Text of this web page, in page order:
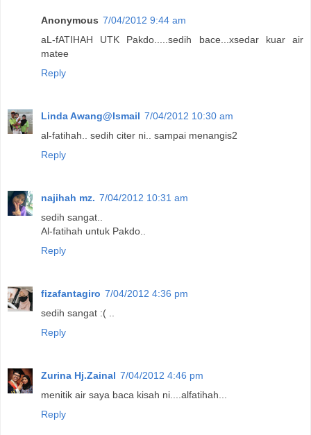
Anonymous 7/04/2012 9:44 am
aL-fATIHAH UTK Pakdo.....sedih bace...xsedar kuar air
matee
Reply
Linda Awang@Ismail 7/04/2012 10:30 am
al-fatihah.. sedih citer ni.. sampai menangis2
Reply
najihah mz. 7/04/2012 10:31 am
sedih sangat..
Al-fatihah untuk Pakdo..
Reply
fizafantagiro 7/04/2012 4:36 pm
sedih sangat :( ..
Reply
Zurina Hj.Zainal 7/04/2012 4:46 pm
menitik air saya baca kisah ni....alfatihah...
Reply